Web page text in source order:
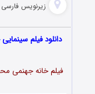
زیرنویس فارسی